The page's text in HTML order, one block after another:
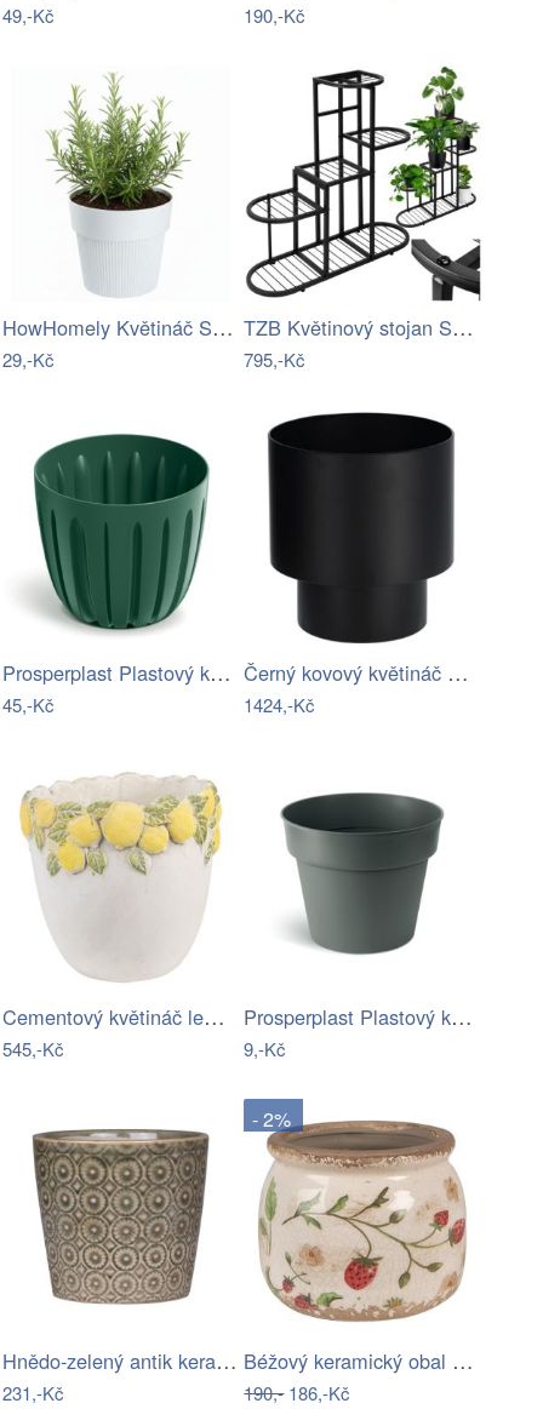
49,-Kč 190,-Kč
HowHomely Květináč SILVA LINE 11,5x13,2…
29,-Kč
TZB Květinový stojan STIGAN černý
795,-Kč
Prosperplast Plastový květináč WARIOS…
45,-Kč
Černý kovový květináč Kave Home Mash Ø…
1424,-Kč
Cementový květináč lemovaný citróny…
545,-Kč
Prosperplast Plastový květináč PLANTIS…
9,-Kč
Hnědo-zelený antik keramický obal na…
231,-Kč
- 2%
Béžový keramický obal na květináč s…
190,-186,-Kč